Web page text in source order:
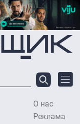
О нас
Реклама